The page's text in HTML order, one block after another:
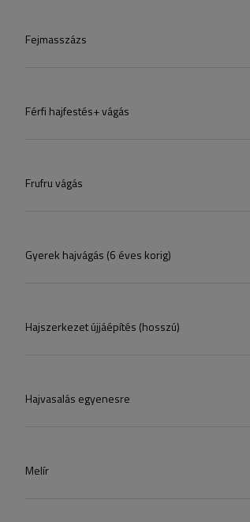
Fejmasszázs
Férfi h​ajfestés​+ vágás
Frufru vágás
Gyerek hajvágás (6 éves korig)
Hajszerkezet újjáépítés (hosszú)
Hajvasalás egyenesre
Melír